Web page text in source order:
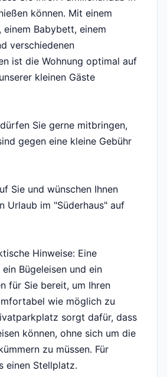
können. Mit einem
einem Babybett, einem
verschiedenen
ist die Wohnung optimal auf
kleinen Gäste
Sie gerne mitbringen,
gegen eine kleine Gebühr
Sie und wünschen Ihnen
Urlaub im "Süderhaus" auf
Hinweise: Eine
Bügeleisen und ein
für Sie bereit, um Ihren
wie möglich zu
sorgt dafür, dass
können, ohne sich um die
zu müssen. Für
einen Stellplatz.